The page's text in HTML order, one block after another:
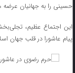
حسینی را به جهانیان عرضه
این اجتماع عظیم،
پیام عاشورا در قلب جهان